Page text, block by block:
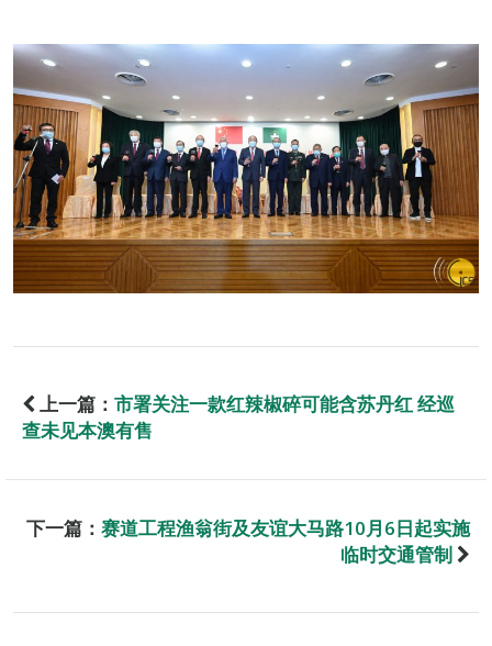
上一篇： 市署关注一款红辣椒碎可能含苏丹红 经巡
查未见本澳有售
下一篇： 赛道工程渔翁街及友谊大马路10月6日起实施
临时交通管制